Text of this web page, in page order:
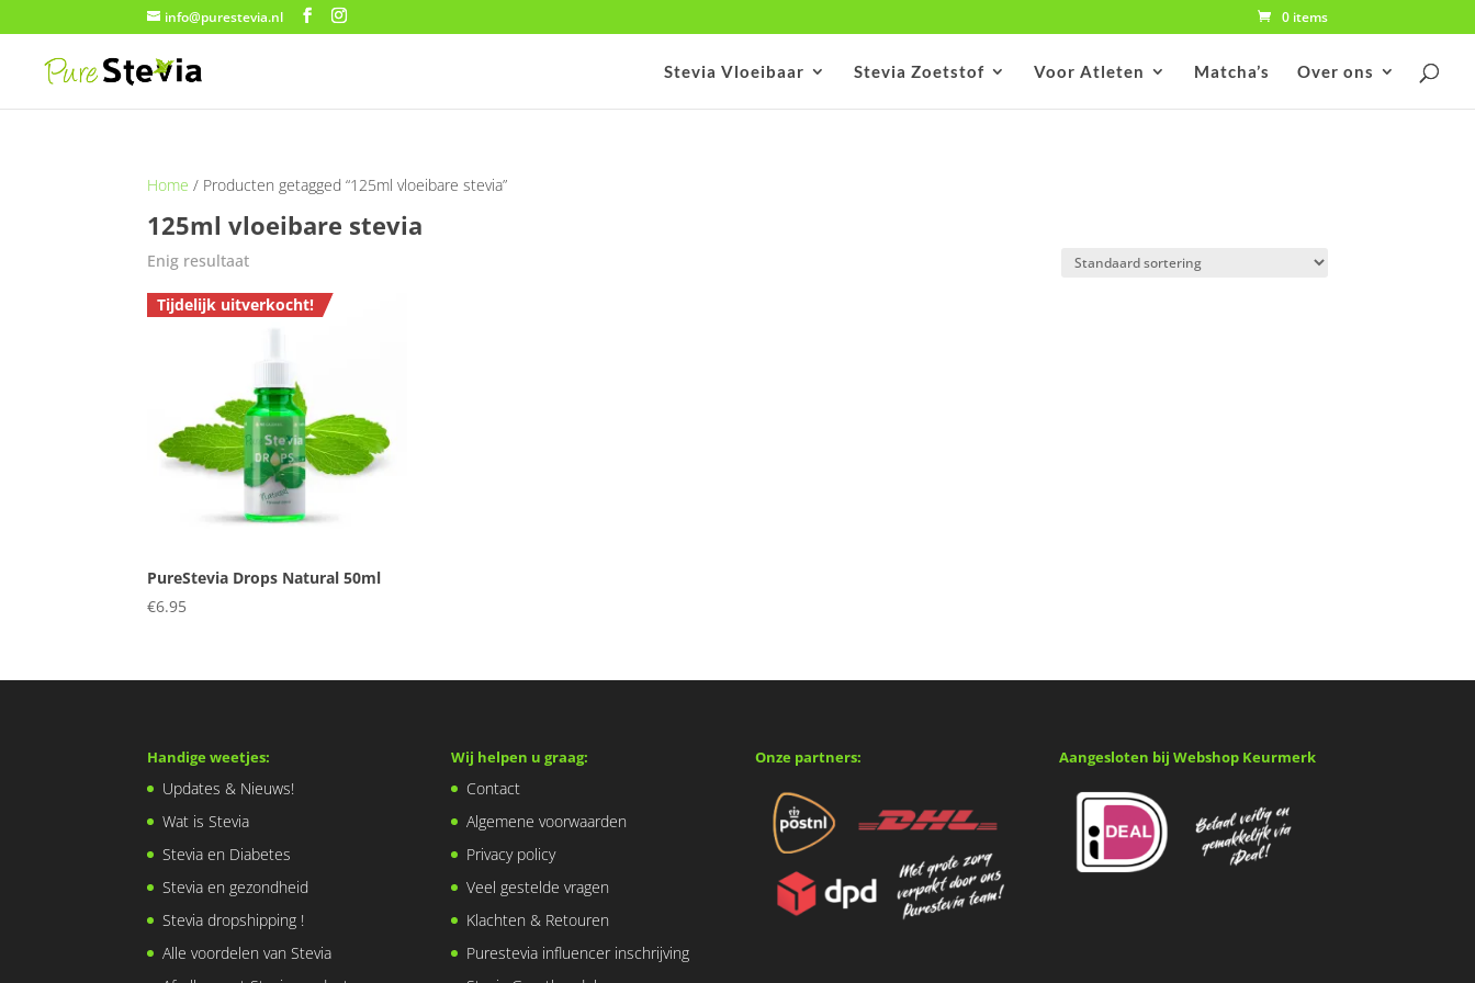
info@purestevia.nl 0 items
Stevia Vloeibaar Stevia Zoetstof Voor Atleten Matcha’s Over ons
Home / Producten getagged “125ml vloeibare stevia”
125ml vloeibare stevia
Enig resultaat
Tijdelijk uitverkocht!
PureStevia Drops Natural 50ml
€6.95
Handige weetjes:
Updates & Nieuws!
Wat is Stevia
Stevia en Diabetes
Stevia en gezondheid
Stevia dropshipping !
Alle voordelen van Stevia
Wij helpen u graag:
Contact
Algemene voorwaarden
Privacy policy
Veel gestelde vragen
Klachten & Retouren
Purestevia influencer inschrijving
Onze partners: Aangesloten bij Webshop Keurmerk